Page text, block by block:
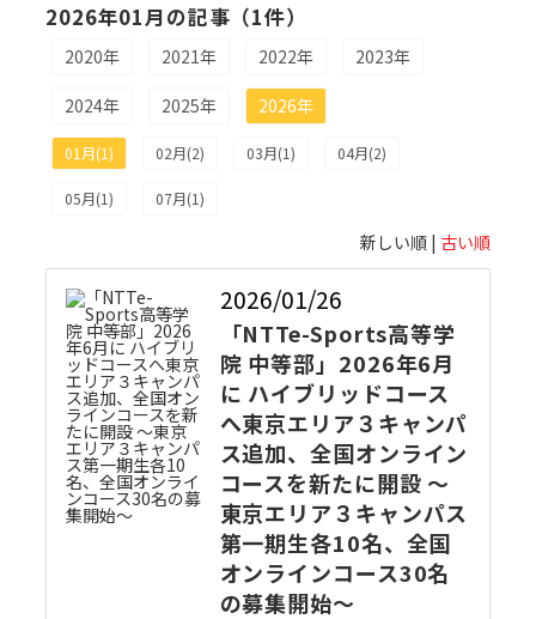
2026年01月の記事（1件）
2020年 2021年 2022年 2023年
2024年 2025年 2026年
01月(1) 02月(2) 03月(1) 04月(2)
05月(1) 07月(1)
新しい順 | 古い順
2026/01/26
「NTTe-Sports高等学
院 中等部」2026年6月
に ハイブリッドコース
へ東京エリア３キャンパ
ス追加、全国オンライン
コースを新たに開設 ～
東京エリア３キャンパス
第一期生各10名、全国
オンラインコース30名
の募集開始～